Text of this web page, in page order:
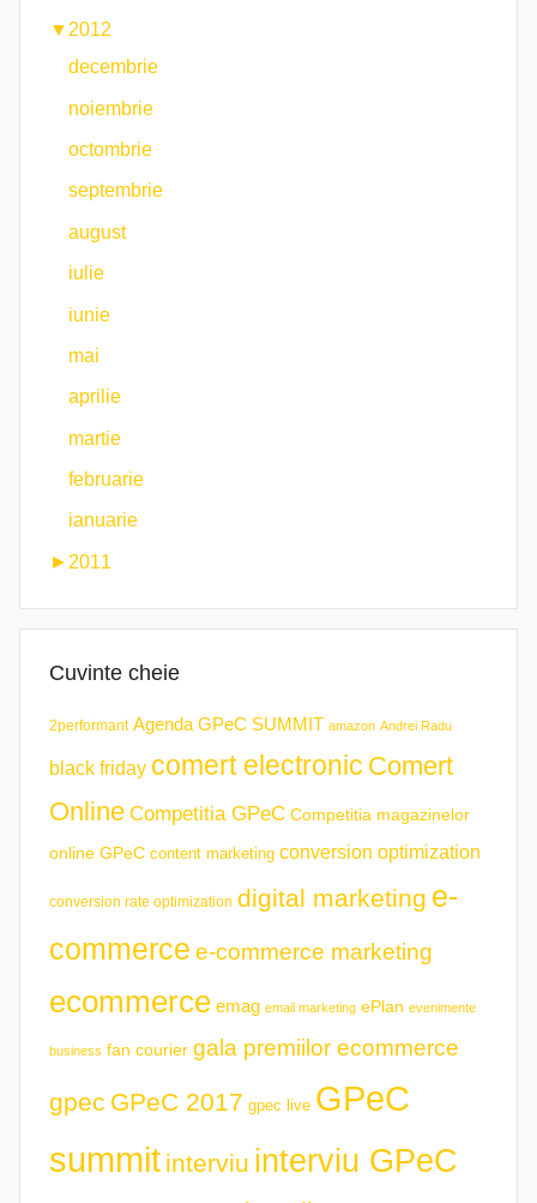
▼ 2012
decembrie
noiembrie
octombrie
septembrie
august
iulie
iunie
mai
aprilie
martie
februarie
ianuarie
► 2011
Cuvinte cheie
2performant Agenda GPeC SUMMIT amazon Andrei Radu
black friday comert electronic Comert
Online Competitia GPeC Competitia magazinelor
online GPeC content marketing conversion optimization
conversion rate optimization digital marketing e-
commerce e-commerce marketing
ecommerce emag email marketing ePlan evenimente
business fan courier gala premiilor ecommerce
gpec GPeC 2017 gpec live GPeC
summit interviu interviu GPeC